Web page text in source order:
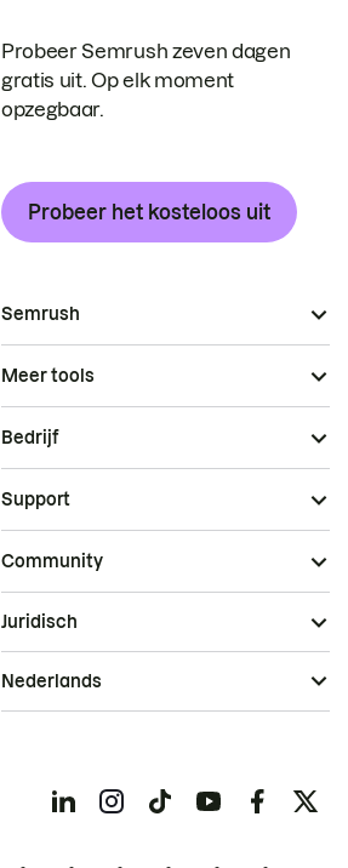
Probeer Semrush zeven dagen
gratis uit. Op elk moment
opzegbaar.
Probeer het kosteloos uit
Semrush
Meer tools
Bedrijf
Support
Community
Juridisch
Nederlands